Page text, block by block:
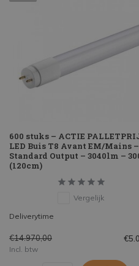
600 stuks – ACTIE
LED Buis T8 Avant EM/Mains
Standard Output – 3040lm –
(120cm)
Vergelijk
Deliverytime
€14.970,00
Incl. btw